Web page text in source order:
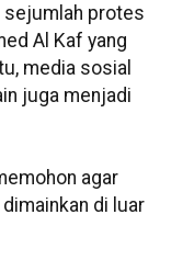
sejumlah protes
Al Kaf yang
media sosial
juga menjadi
agar
di luar